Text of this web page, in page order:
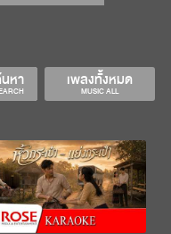
เพลงทั้งหมด
MUSIC ALL
หา